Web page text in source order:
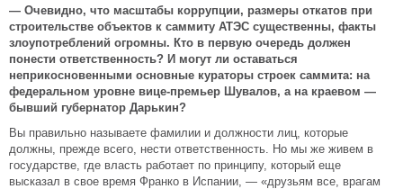
— Очевидно, что масштабы коррупции, размеры откатов при
строительстве объектов к саммиту АТЭС существенны, факты
злоупотреблений огромны. Кто в первую очередь должен
понести ответственность? И могут ли оставаться
неприкосновенными основные кураторы строек саммита: на
федеральном уровне вице-премьер Шувалов, а на краевом —
бывший губернатор Дарькин?
Вы правильно называете фамилии и должности лиц, которые
должны, прежде всего, нести ответственность. Но мы же живем в
государстве, где власть работает по принципу, который еще
высказал в свое время Франко в Испании, — «друзьям все, врагам